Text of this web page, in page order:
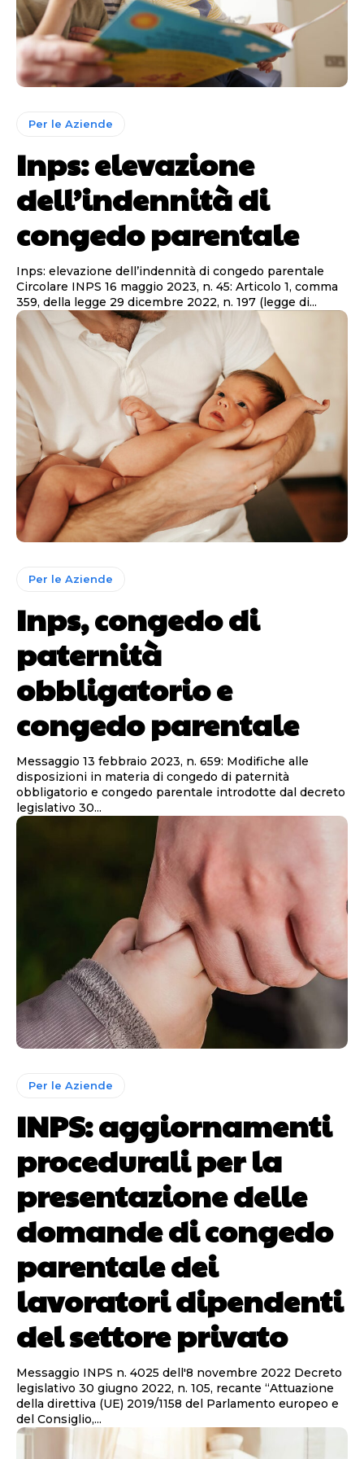
Per le Aziende
Inps: elevazione
dell’indennità di
congedo parentale
Inps: elevazione dell’indennità di congedo parentale
Circolare INPS 16 maggio 2023, n. 45: Articolo 1, comma
359, della legge 29 dicembre 2022, n. 197 (legge di...
Per le Aziende
Inps, congedo di
paternità
obbligatorio e
congedo parentale
Messaggio 13 febbraio 2023, n. 659: Modifiche alle
disposizioni in materia di congedo di paternità
obbligatorio e congedo parentale introdotte dal decreto
legislativo 30...
Per le Aziende
INPS: aggiornamenti
procedurali per la
presentazione delle
domande di congedo
parentale dei
lavoratori dipendenti
del settore privato
Messaggio INPS n. 4025 dell'8 novembre 2022 Decreto
legislativo 30 giugno 2022, n. 105, recante “Attuazione
della direttiva (UE) 2019/1158 del Parlamento europeo e
del Consiglio,...